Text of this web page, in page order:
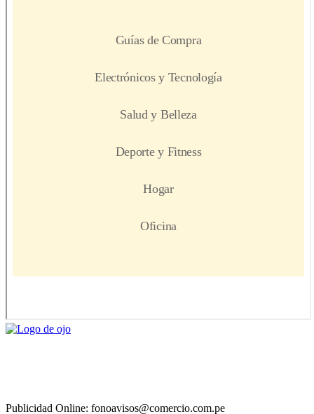
Publicidad Online: fonoavisos@comercio.com.pe